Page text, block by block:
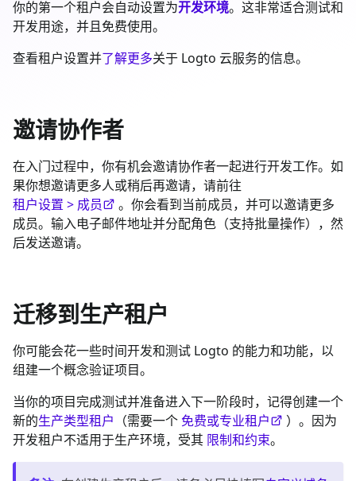
你的第一个租户会自动设置为开发环境。这非常适合测试和
开发用途，并且免费使用。
查看租户设置并了解更多关于 Logto 云服务的信息。
邀请协作者
在入门过程中，你有机会邀请协作者一起进行开发工作。如
果你想邀请更多人或稍后再邀请，请前往
租户设置 > 成员
。你会看到当前成员，并可以邀请更多
成员。输入电子邮件地址并分配角色（支持批量操作），然
后发送邀请。
迁移到生产租户
你可能会花一些时间开发和测试 Logto 的能力和功能，以
组建一个概念验证项目。
当你的项目完成测试并准备进入下一阶段时，记得创建一个
新的生产类型租户 （需要一个 免费或专业租户
）。因为
开发租户不适用于生产环境，受其 限制和约束。